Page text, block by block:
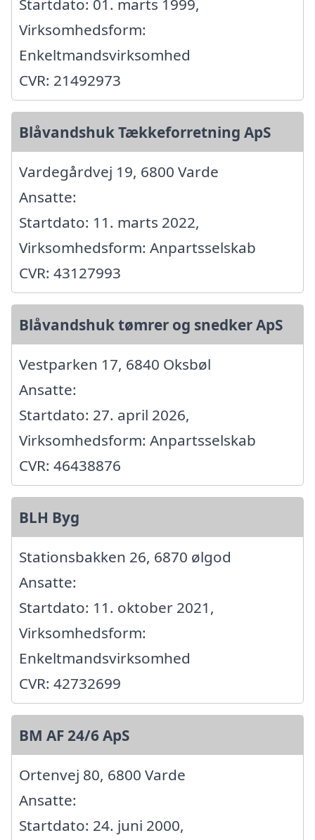
Startdato: 01. marts 1999,
Virksomhedsform:
Enkeltmandsvirksomhed
CVR: 21492973
Blåvandshuk Tækkeforretning ApS
Vardegårdvej 19, 6800 Varde
Ansatte:
Startdato: 11. marts 2022,
Virksomhedsform: Anpartsselskab
CVR: 43127993
Blåvandshuk tømrer og snedker ApS
Vestparken 17, 6840 Oksbøl
Ansatte:
Startdato: 27. april 2026,
Virksomhedsform: Anpartsselskab
CVR: 46438876
BLH Byg
Stationsbakken 26, 6870 ølgod
Ansatte:
Startdato: 11. oktober 2021,
Virksomhedsform:
Enkeltmandsvirksomhed
CVR: 42732699
BM AF 24/6 ApS
Ortenvej 80, 6800 Varde
Ansatte:
Startdato: 24. juni 2000,